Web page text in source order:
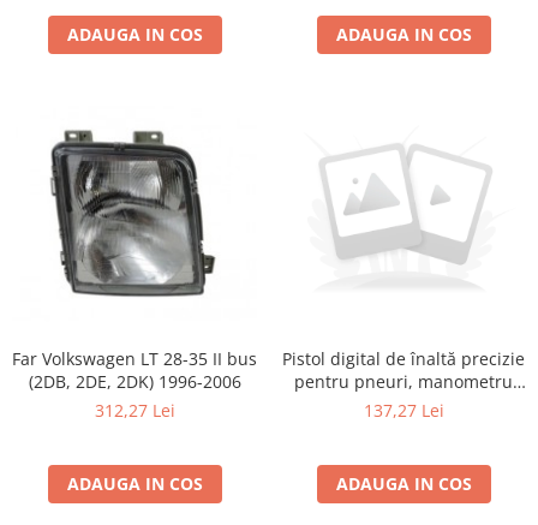
ADAUGA IN COS ADAUGA IN COS
Far Volkswagen LT 28-35 II bus
(2DB, 2DE, 2DK) 1996-2006
312,27 Lei
ADAUGA IN COS
Pistol digital de înaltă precizie
pentru pneuri, manometru
pentru pneuri pentru
137,27 Lei
ADAUGA IN COS